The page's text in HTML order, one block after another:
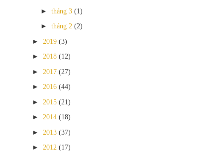
► tháng 3 (1)
► tháng 2 (2)
► 2019 (3)
► 2018 (12)
► 2017 (27)
► 2016 (44)
► 2015 (21)
► 2014 (18)
► 2013 (37)
► 2012 (17)